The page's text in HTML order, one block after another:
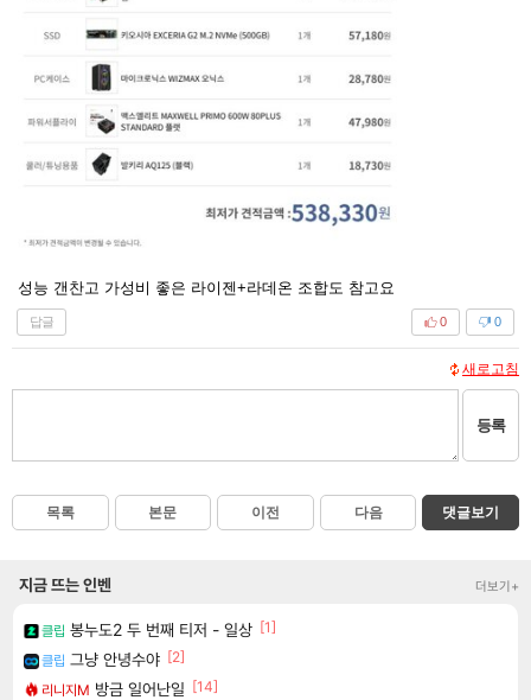
성능 갠찬고 가성비 좋은 라이젠+라데온 조합도 참고요
답글 0
0
새로고침
등록
목록 본문 이전 다음 댓글보기
지금 뜨는 인벤 더보기+
클립 봉누도2 두 번째 티저 - 일상 [1]
클립 그냥 안녕수야 [2]
리니지M 방금 일어난일 [14]